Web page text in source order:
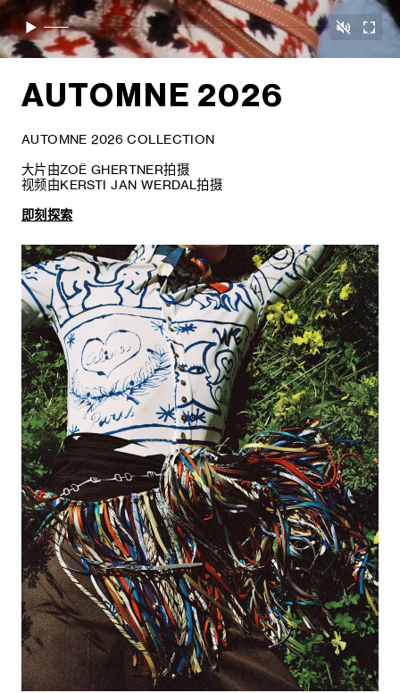
AUTOMNE 2026
AUTOMNE 2026 COLLECTION
大片由ZOË GHERTNER拍摄
视频由KERSTI JAN WERDAL拍摄
即刻探索